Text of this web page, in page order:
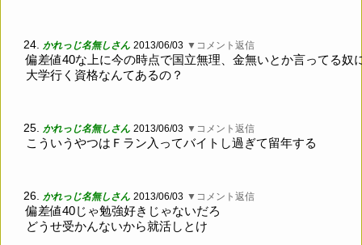
24. かれっじ名無しさん 2013/06/03 ▼コメント返信
偏差値40な上に今の時点で国立無理、金無いとか言ってる奴
大学行く資格なんてあるの？
25. かれっじ名無しさん 2013/06/03 ▼コメント返信
こういうやつはＦラン入ってバイトし過ぎて留年する
26. かれっじ名無しさん 2013/06/03 ▼コメント返信
偏差値40じゃ勉強好きじゃないだろ
どうせ受かんないから就活しとけ